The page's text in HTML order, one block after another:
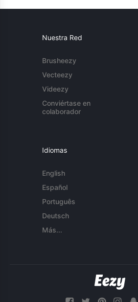
Nuestra Red
Brusheezy
Vecteezy
Videezy
Conviértase en
colaborador
Idiomas
English
Español
Português
Deutsch
Más...